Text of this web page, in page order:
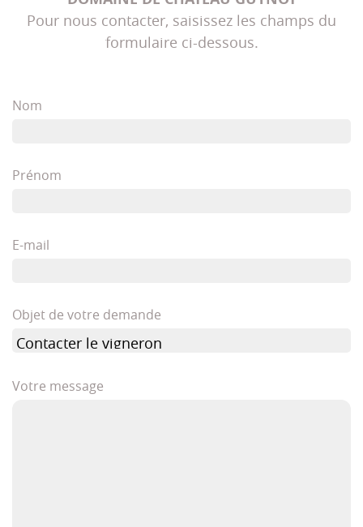
Pour nous contacter, saisissez les champs du
formulaire ci-dessous.
Nom
Prénom
E-mail
Objet de votre demande
Votre message